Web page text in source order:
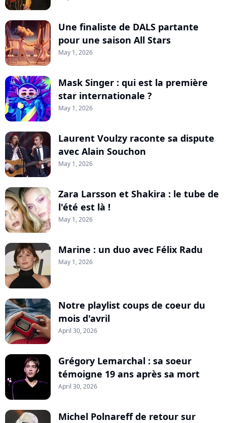
Une finaliste de DALS partante
pour une saison All Stars
May 1, 2026
Mask Singer : qui est la première
star internationale ?
May 1, 2026
Laurent Voulzy raconte sa dispute
avec Alain Souchon
May 1, 2026
Zara Larsson et Shakira : le tube de
l'été est là !
May 1, 2026
Marine : un duo avec Félix Radu
May 1, 2026
Notre playlist coups de coeur du
mois d'avril
April 30, 2026
Grégory Lemarchal : sa soeur
témoigne 19 ans après sa mort
April 30, 2026
Michel Polnareff de retour sur